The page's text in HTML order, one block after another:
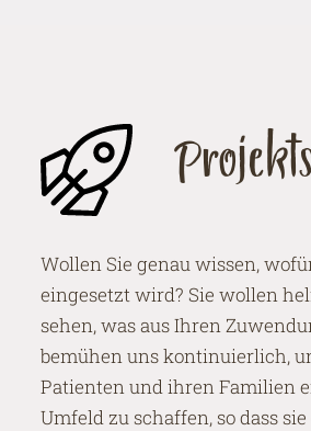
Wollen Sie genau wissen,
eingesetzt wird? Sie wollen
sehen, was aus Ihren
bemühen uns kontinuierlich,
Patienten und ihren Familien
Umfeld zu schaffen, so dass